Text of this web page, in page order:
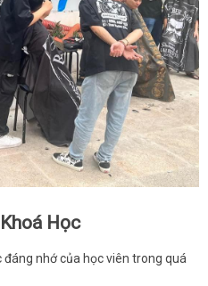
Học
nhớ của học viên trong quá